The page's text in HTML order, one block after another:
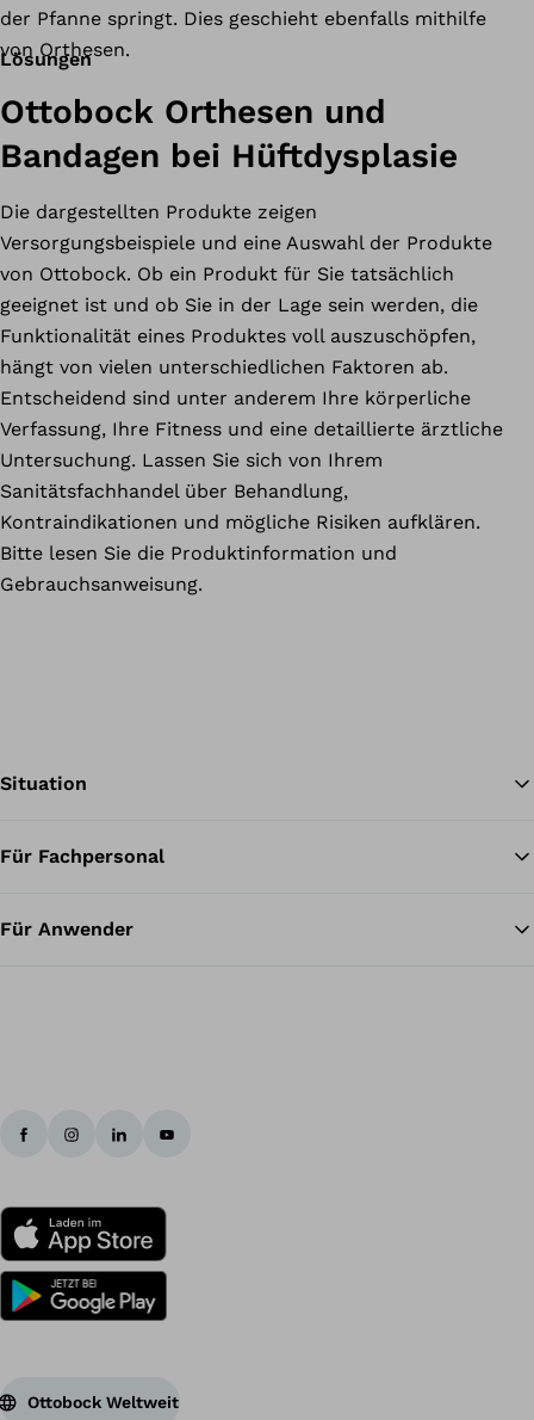
der Pfanne springt. Dies geschieht ebenfalls mithilfe
von Orthesen.
Lösungen
Ottobock Orthesen und
Bandagen bei Hüftdysplasie
Die dargestellten Produkte zeigen
Versorgungsbeispiele und eine Auswahl der Produkte
von Ottobock. Ob ein Produkt für Sie tatsächlich
geeignet ist und ob Sie in der Lage sein werden, die
Funktionalität eines Produktes voll auszuschöpfen,
hängt von vielen unterschiedlichen Faktoren ab.
Entscheidend sind unter anderem Ihre körperliche
Verfassung, Ihre Fitness und eine detaillierte ärztliche
Untersuchung. Lassen Sie sich von Ihrem
Sanitätsfachhandel über Behandlung,
Kontraindikationen und mögliche Risiken aufklären.
Bitte lesen Sie die Produktinformation und
Gebrauchsanweisung.
Situation
Für Fachpersonal
Für Anwender
Ottobock Weltweit